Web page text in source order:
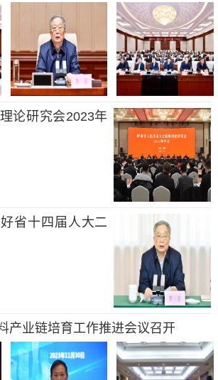
论研究会2023年
省十四届人大二
产业链培育工作推进会议召开